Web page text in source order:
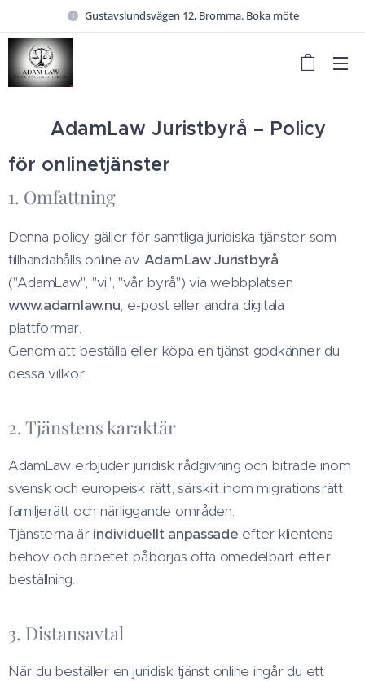
Gustavslundsvägen 12, Bromma. Boka möte
AdamLaw Juristbyrå – Policy
för onlinetjänster
1. Omfattning
Denna policy gäller för samtliga juridiska tjänster som
tillhandahålls online av AdamLaw Juristbyrå
("AdamLaw", "vi", "vår byrå") via webbplatsen
www.adamlaw.nu, e-post eller andra digitala
plattformar.
Genom att beställa eller köpa en tjänst godkänner du
dessa villkor.
2. Tjänstens karaktär
AdamLaw erbjuder juridisk rådgivning och biträde inom
svensk och europeisk rätt, särskilt inom migrationsrätt,
familjerätt och närliggande områden.
Tjänsterna är individuellt anpassade efter klientens
behov och arbetet påbörjas ofta omedelbart efter
beställning.
3. Distansavtal
När du beställer en juridisk tjänst online ingår du ett